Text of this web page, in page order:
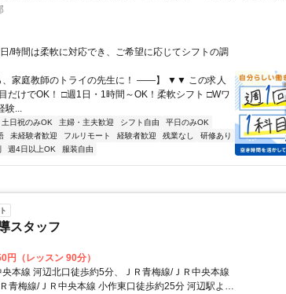
/時間は柔軟に対応でき、ご希望に応じてシフトの調
家庭教師のトライの先生に！ ――】 ▼▼ この求人
けでOK！ □週1日・1時間～OK！柔軟シフト □Wワ
験...
土日祝のみOK 主婦・主夫歓迎 シフト自由
平日のみOK
未経験者歓迎 フルリモート 経験者歓迎 残業なし
研修あり
週4日以上OK 服装自由
スタッフ
（レッスン 90分）
本線 河辺北口徒歩約5分、ＪＲ青梅線/ＪＲ中央本線
青梅線/ＪＲ中央本線 小作東口徒歩約25分 河辺駅より